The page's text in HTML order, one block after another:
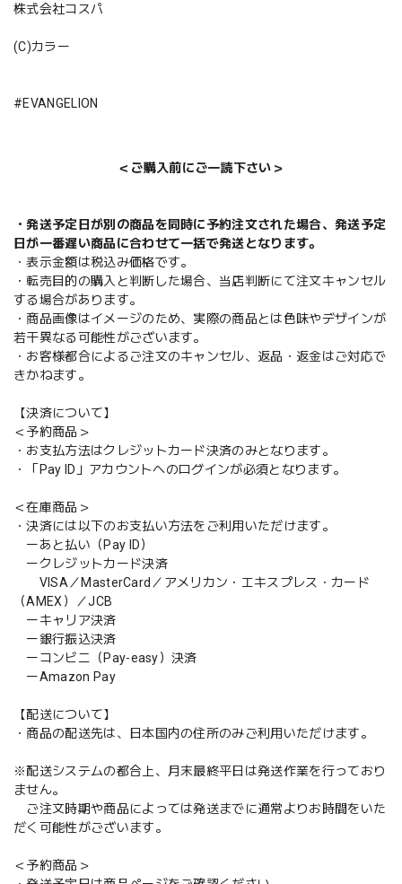
株式会社コスパ
(C)カラー
#EVANGELION
＜ご購入前にご一読下さい＞
・発送予定日が別の商品を同時に予約注文された場合、発送予定
日が一番遅い商品に合わせて一括で発送となります。
・表示金額は税込み価格です。
・転売目的の購入と判断した場合、当店判断にて注文キャンセル
する場合があります。
・商品画像はイメージのため、実際の商品とは色味やデザインが
若干異なる可能性がございます。
・お客様都合によるご注文のキャンセル、返品・返金はご対応で
きかねます。
【決済について】
＜予約商品＞
・お支払方法はクレジットカード決済のみとなります。
・「Pay ID」アカウントへのログインが必須となります。
＜在庫商品＞
・決済には以下のお支払い方法をご利用いただけます。
ーあと払い（Pay ID）
ークレジットカード決済
VISA／MasterCard／アメリカン・エキスプレス・カード
（AMEX）／JCB
ーキャリア決済
ー銀行振込決済
ーコンビニ（Pay-easy）決済
ーAmazon Pay
【配送について】
・商品の配送先は、日本国内の住所のみご利用いただけます。
※配送システムの都合上、月末最終平日は発送作業を行っており
ません。
ご注文時期や商品によっては発送までに通常よりお時間をいた
だく可能性がございます。
＜予約商品＞